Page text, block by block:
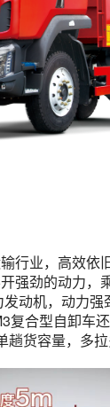
行业，高效依
强劲的动力，
动机，动力强
复合型自卸车
货容量，多拉